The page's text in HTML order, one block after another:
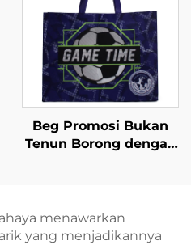
Beg Promosi Bukan
Tenun Borong dengan
menawarkan
yang menjadikannya